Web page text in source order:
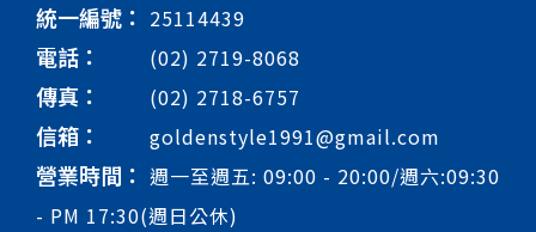
統一編號： 25114439
電話： (02) 2719-8068
傳真： (02) 2718-6757
信箱： goldenstyle1991@gmail.com
營業時間： 週一至週五: 09:00 - 20:00/週六:09:30
- PM 17:30(週日公休)